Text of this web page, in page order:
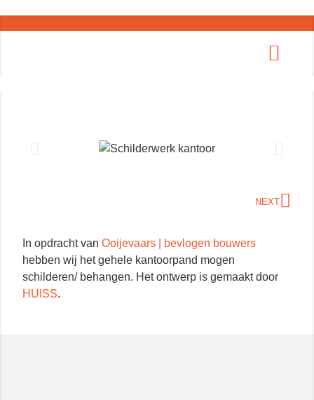
NEXT
In opdracht van Ooijevaars | bevlogen bouwers
hebben wij het gehele kantoorpand mogen
schilderen/ behangen. Het ontwerp is gemaakt door
HUISS.